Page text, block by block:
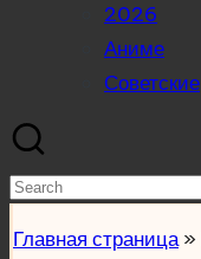
2026
Аниме
Советские
Search
Главная страница»